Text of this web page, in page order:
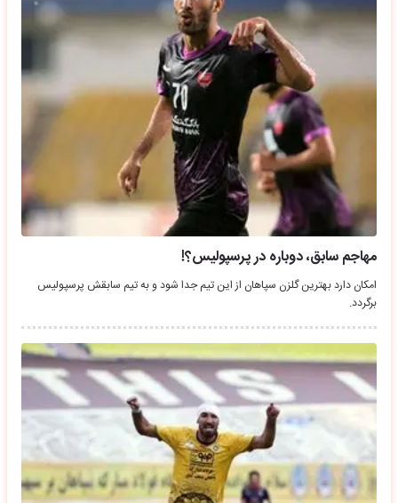
مهاجم سابق، دوباره در پرسپولیس؟!
امکان دارد بهترین گلزن سپاهان از این تیم جدا شود و به تیم سابقش پرسپولیس
برگردد.